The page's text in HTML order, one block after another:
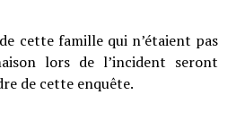
cette famille qui n’étaient pas
lors de l’incident seront
de cette enquête.